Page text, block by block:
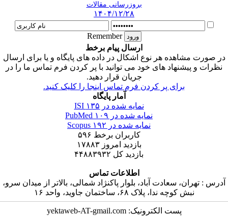
بروزرسانی مقالات
۱۴۰۴/۱۲/۲۸
Remember
ارسال پیام برخط
در صورت مشاهده هر نوع اشکال در داده های پایگاه و یا برای ارسال
نظرات و پیشنهاد های خود می توانید با پر کردن فرم تماس ما را در
جریان قرار دهید.
برای پر کردن فرم تماس اینجا را کلیک کنید.
آمار پایگاه
نمایه شده در ISI ۱۳۵
نمایه شده در PubMed ۱۰۹
نمایه شده در Scopus ۱۹۲
کاربران برخط ۵۹۶
بازدید امروز۱۷۸۸۳
بازدید کل ۴۴۸۸۳۹۳۲
اطلاعات تماس
آدرس : تهران، سعادت آباد، بلوار پاکنژاد شمالی، بالاتر از میدان سرو،
نبش کوچه ندا، پلاک ۶۸، ساختمان جاوید، واحد ۱۶
پست الکترونیک: yektaweb-AT-gmail.com